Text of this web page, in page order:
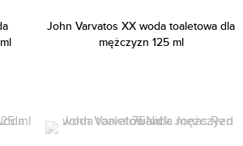
John Varvatos XX woda toaletowa dla
mężczyzn 125 ml